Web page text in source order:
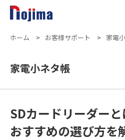
ホーム > お客様サポート > 家電
家電小ネタ帳
SDカードリーダー
おすすめの選び方を